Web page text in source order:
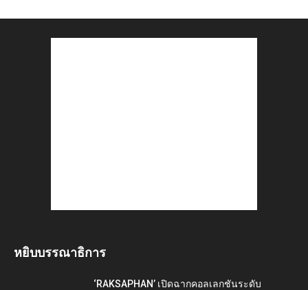
หยิบบรรณาธิการ
‘RAKSAPHAN’ เปิดฉากคอลเลกชันระดับ